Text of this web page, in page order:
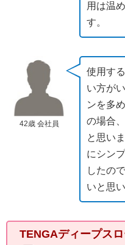
用は温
す。
42歳 会社員
使用す
い方が
ンを多
の場合
と思い
にシン
したの
いと思
TENGAディープス